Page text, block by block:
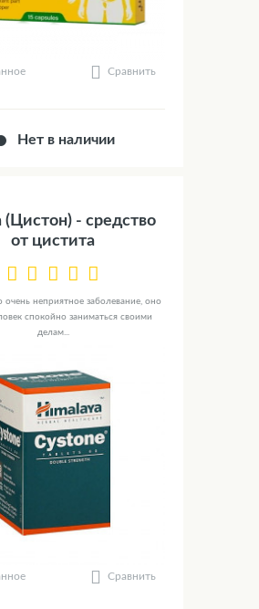
Сравнить
Нет в наличии
(Цистон) - средство
от цистита
очень неприятное заболевание, оно
спокойно заниматься своими
делам...
Сравнить